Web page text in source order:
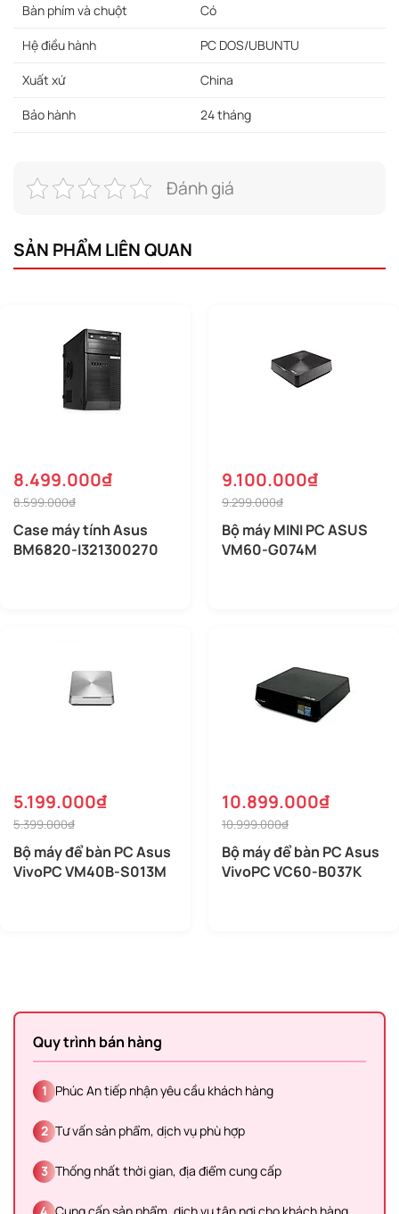
Bàn phím và chuột Có
Hệ điều hành PC DOS/UBUNTU
Xuất xứ China
Bảo hành 24 tháng
Đánh giá
SẢN PHẨM LIÊN QUAN
8.499.000₫
8.599.000₫
Case máy tính Asus
BM6820-I321300270
9.100.000₫
9.299.000₫
Bộ máy MINI PC ASUS
VM60-G074M
5.199.000₫
5.399.000₫
Bộ máy để bàn PC Asus
VivoPC VM40B-S013M
10.899.000₫
10.999.000₫
Bộ máy để bàn PC Asus
VivoPC VC60-B037K
Quy trình bán hàng
1 Phúc An tiếp nhận yêu cầu khách hàng
2 Tư vấn sản phẩm, dịch vụ phù hợp
3 Thống nhất thời gian, địa điểm cung cấp